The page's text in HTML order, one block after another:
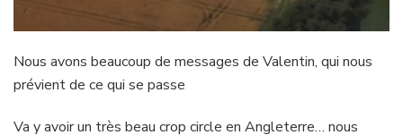
Nous avons beaucoup de messages de Valentin, qui nous
prévient de ce qui se passe
Va y avoir un très beau crop circle en Angleterre… nous